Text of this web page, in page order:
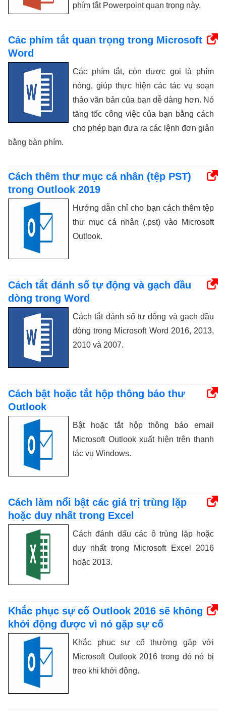
phím tắt Powerpoint quan trọng này.
Các phím tắt quan trọng trong Microsoft
Word
Các phím tắt, còn được gọi là phím
nóng, giúp thực hiện các tác vụ soạn
thảo văn bản của bạn dễ dàng hơn. Nó
tăng tốc công việc của bạn bằng cách
cho phép bạn đưa ra các lệnh đơn giản
bằng bàn phím.
Cách thêm thư mục cá nhân (tệp PST)
trong Outlook 2019
Hướng dẫn chỉ cho bạn cách thêm tệp
thư mục cá nhân (.pst) vào Microsoft
Outlook.
Cách tắt đánh số tự động và gạch đầu
dòng trong Word
Cách tắt đánh số tự động và gạch đầu
dòng trong Microsoft Word 2016, 2013,
2010 và 2007.
Cách bật hoặc tắt hộp thông báo thư
Outlook
Bật hoặc tắt hộp thông báo email
Microsoft Outlook xuất hiện trên thanh
tác vụ Windows.
Cách làm nổi bật các giá trị trùng lặp
hoặc duy nhất trong Excel
Cách đánh dấu các ô trùng lặp hoặc
duy nhất trong Microsoft Excel 2016
hoặc 2013.
Khắc phục sự cố Outlook 2016 sẽ không
khởi động được vì nó gặp sự cố
Khắc phục sự cố thường gặp với
Microsoft Outlook 2016 trong đó nó bị
treo khi khởi động.